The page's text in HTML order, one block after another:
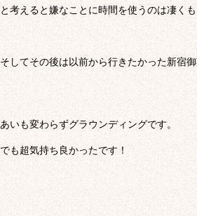
と考えると嫌なことに時間を使うのは凄く
そしてその後は以前から行きたかった新宿御
あいも変わらずグラウンディングです。
でも超気持ち良かったです！